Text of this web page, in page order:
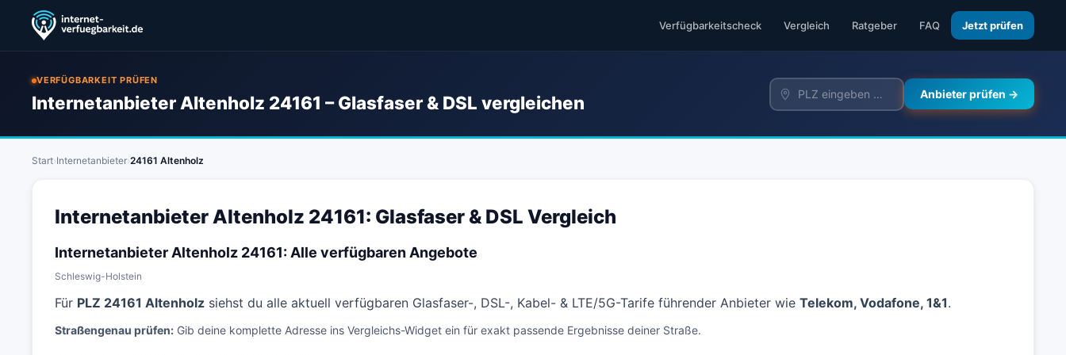
Verfügbarkeitscheck Vergleich Ratgeber FAQ Jetzt prüfen
VERFÜGBARKEIT PRÜFEN
Internetanbieter Altenholz 24161 – Glasfaser & DSL vergleichen Anbieter prüfen →
Start›Internetanbieter›24161 Altenholz
Internetanbieter Altenholz 24161: Glasfaser & DSL Vergleich
Internetanbieter Altenholz 24161: Alle verfügbaren Angebote
Schleswig-Holstein
Für PLZ 24161 Altenholz siehst du alle aktuell verfügbaren Glasfaser-, DSL-, Kabel- & LTE/5G-Tarife führender Anbieter wie Telekom, Vodafone, 1&1.
Straßengenau prüfen: Gib deine komplette Adresse ins Vergleichs-Widget ein für exakt passende Ergebnisse deiner Straße.